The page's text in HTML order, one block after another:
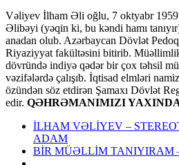
Vəliyev İlham Əli oğlu, 7 oktyabr
Əlibəyi (yəqin ki, bu kəndi hamı
anadan olub. Azərbaycan Dövlət
Riyaziyyat fakültəsini bitirib.
dövründə indiyə qədər bir çox təhsil
vəzifələrdə çalışıb. İqtisad elmləri
özündən söz etdirən Şamaxı Dövlət
edir. QƏHRƏMANIMIZI
İLHAM VƏLİYEV –
ADAM
BİR MÜƏLLİM TANIYIRAM